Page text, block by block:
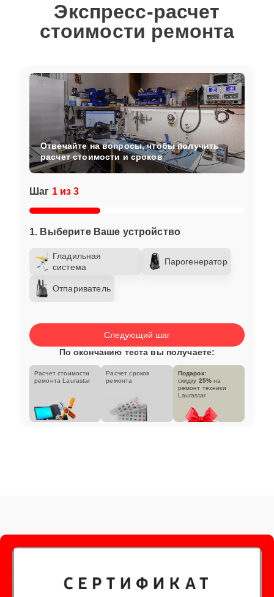
Экспресс-расчет
стоимости ремонта
Шаг 1 из 3
1. Выберите Ваше устройство
Гладильная
система
Парогенератор
Отпариватель
Отвечайте на вопросы, чтобы получить
расчет стоимости и сроков
Следующий шаг
По окончанию теста вы получаете:
Расчет стоимости
ремонта Laurastar
Расчет сроков
ремонта
Подарок:
скидку 25% на
ремонт техники
Laurastar